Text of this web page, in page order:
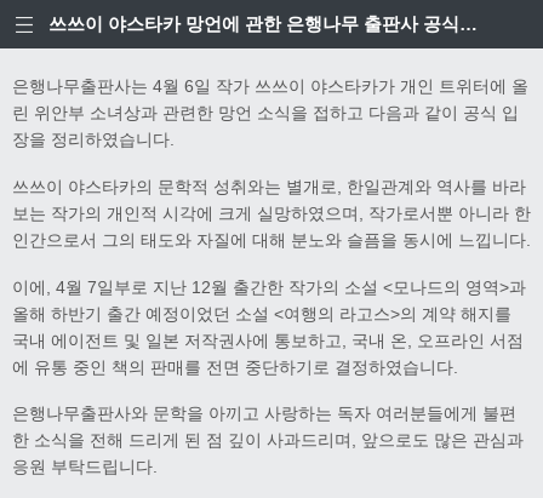
쓰쓰이 야스타카 망언에 관한 은행나무 출판사 공식입장
은행나무출판사는 4월 6일 작가 쓰쓰이 야스타카가 개인 트위터에 올
린 위안부 소녀상과 관련한 망언 소식을 접하고 다음과 같이 공식 입
장을 정리하였습니다.
쓰쓰이 야스타카의 문학적 성취와는 별개로, 한일관계와 역사를 바라
보는 작가의 개인적 시각에 크게 실망하였으며, 작가로서뿐 아니라 한
인간으로서 그의 태도와 자질에 대해 분노와 슬픔을 동시에 느낍니다.
이에, 4월 7일부로 지난 12월 출간한 작가의 소설 <모나드의 영역>과
올해 하반기 출간 예정이었던 소설 <여행의 라고스>의 계약 해지를
국내 에이전트 및 일본 저작권사에 통보하고, 국내 온, 오프라인 서점
에 유통 중인 책의 판매를 전면 중단하기로 결정하였습니다.
은행나무출판사와 문학을 아끼고 사랑하는 독자 여러분들에게 불편
한 소식을 전해 드리게 된 점 깊이 사과드리며, 앞으로도 많은 관심과
응원 부탁드립니다.